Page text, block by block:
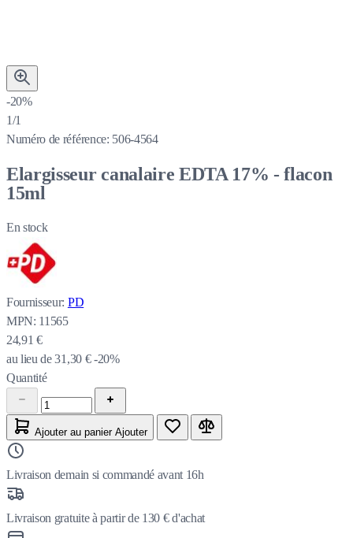
-20%
1/1
Numéro de référence: 506-4564
Elargisseur canalaire EDTA 17% - flacon
15ml
En stock
Fournisseur: PD
MPN: 11565
24,91 €
au lieu de31,30 € -20%
Quantité
Ajouter au panier Ajouter
Livraison demain si commandé avant 16h
Livraison gratuite à partir de 130 € d'achat